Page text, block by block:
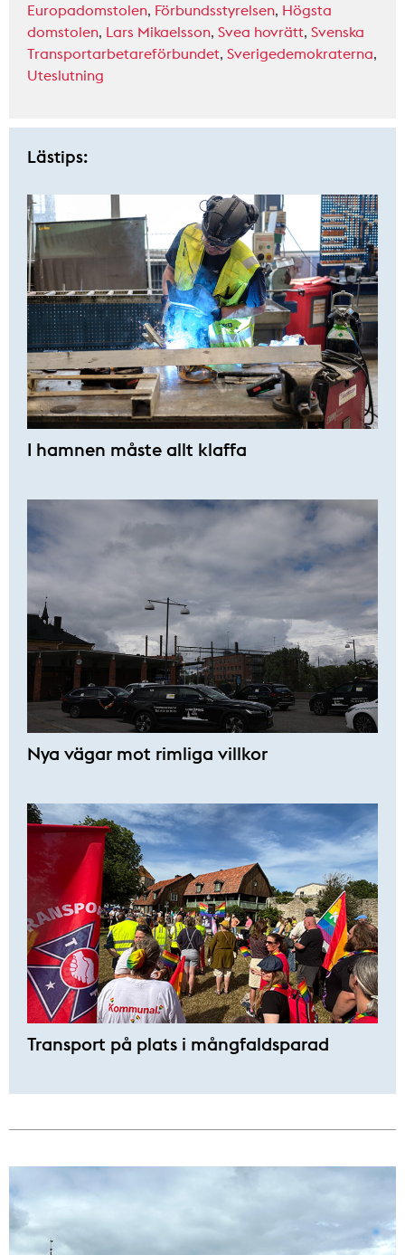
Europadomstolen, Förbundsstyrelsen, Högsta
domstolen, Lars Mikaelsson, Svea hovrätt, Svenska
Transportarbetareförbundet, Sverigedemokraterna,
Uteslutning
Lästips:
I hamnen måste allt klaffa
Nya vägar mot rimliga villkor
Transport på plats i mångfaldsparad